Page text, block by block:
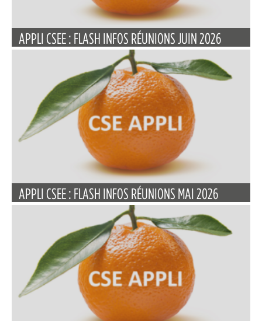
APPLI CSEE : FLASH INFOS RÉUNIONS JUIN 2026
APPLI CSEE : FLASH INFOS RÉUNIONS MAI 2026